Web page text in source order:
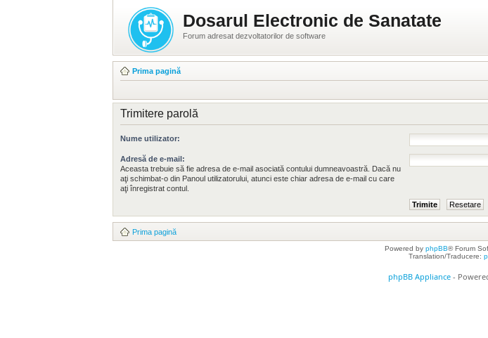
Dosarul Electronic de Sanatate
Forum adresat dezvoltatorilor de software
Prima pagină
Trimitere parolă
Nume utilizator:
Adresă de e-mail:
Aceasta trebuie să fie adresa de e-mail asociată contului dumneavoastră. Dacă nu
aţi schimbat-o din Panoul utilizatorului, atunci este chiar adresa de e-mail cu care
aţi înregistrat contul.
Prima pagină
Powered by phpBB® Forum
Translation/Traducere:
phpBB Appliance -